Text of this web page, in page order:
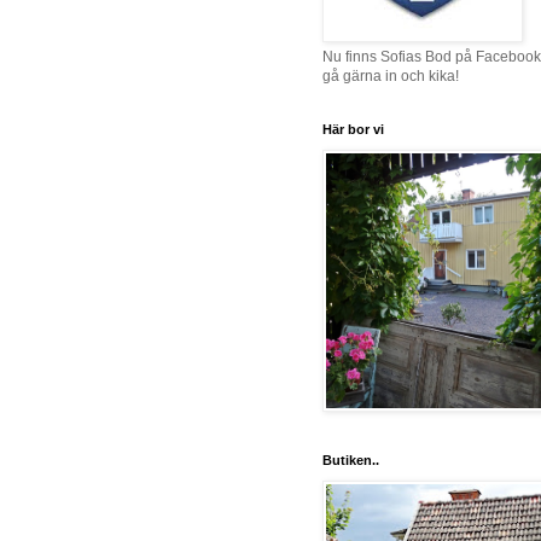
Nu finns Sofias Bod på
gå gärna in och kika!
Här bor vi
Butiken..